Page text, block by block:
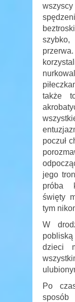
także
poczuł
jego
próba
święty
tym
W
dzieci
Po
sposób